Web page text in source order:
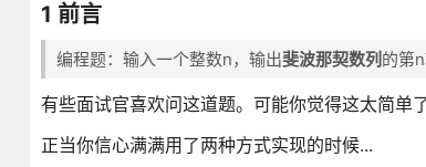
1 前言
编程题：输入一个整数n，输出斐波那契数列 的第
有些面试官喜欢问这道题。可能你觉得这太简单
正当你信心满满用了两种方式实现的时候...